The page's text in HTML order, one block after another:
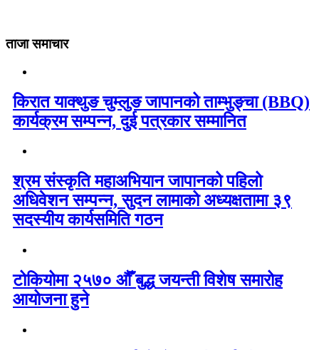
ताजा समाचार
किरात याक्थुङ चुम्लुङ जापानको ताम्भुङ्चा (BBQ)
कार्यक्रम सम्पन्न, दुई पत्रकार सम्मानित
श्रम संस्कृति महाअभियान जापानको पहिलो
अधिवेशन सम्पन्न, सुदन लामाको अध्यक्षतामा ३९
सदस्यीय कार्यसमिति गठन
टोकियोमा २५७० औँ बुद्ध जयन्ती विशेष समारोह
आयोजना हुने